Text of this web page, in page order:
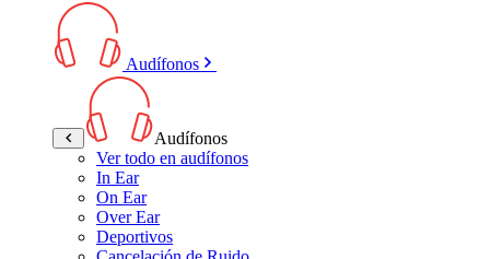
Audífonos
Audífonos
Ver todo en audífonos
In Ear
On Ear
Over Ear
Deportivos